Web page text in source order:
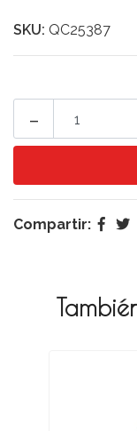
SKU: QC25387
-
Compartir: